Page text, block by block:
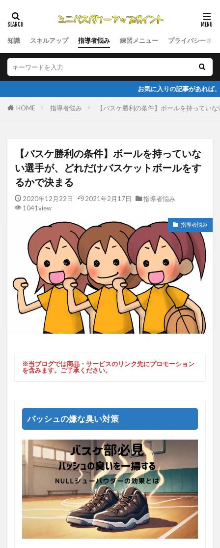
知識 スキルアップ 指導者悩み 練習メニュー プライバシーポ
お気に入りの記事があれば、facebook・
HOME 指導者悩み 【バスケ勝利の条件】ボールを持ってい
【バスケ勝利の条件】ボールを持っていな
い選手が、どれだけバスケットボールをす
るかで決まる
2020年12月22日 2021年2月17日
指導者悩み
1041view
指導者悩み
※当ブログでは商品・サービスのリンク先にプロモーション
を含みます。ご了承ください。
バッシュの嫌な臭い対策